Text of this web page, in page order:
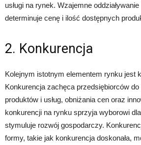
usługi na rynek. Wzajemne
determinuje cenę i ilość dostępnych
2. Konkurencja
Kolejnym istotnym elementem rynku jest
Konkurencja zachęca przedsiębiorców
produktów i usług, obniżania cen oraz
konkurencji na rynku sprzyja wyborowi
stymuluje rozwój gospodarczy.
formy, takie jak konkurencja doskonała,